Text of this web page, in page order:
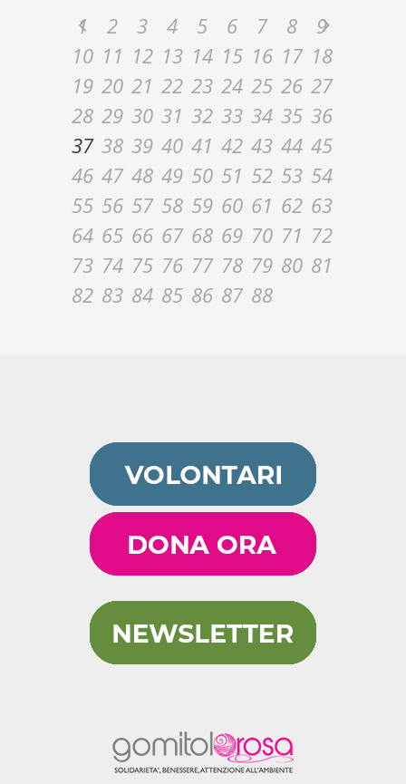
1 2 3 4 5 6 7 8
9
10 11 12 13 14 15 16 17 18
19 20 21 22 23 24 25 26 27
28 29 30 31 32 33 34 35 36
37 38 39 40 41 42 43 44 45
46 47 48 49 50 51 52 53 54
55 56 57 58 59 60 61 62 63
64 65 66 67 68 69 70 71 72
73 74 75 76 77 78 79 80 81
82 83 84 85 86 87 88